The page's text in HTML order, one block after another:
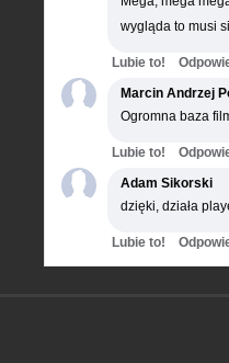
wygląda to musi
Lubie to!
Marcin Andrzej
Ogromna baza
Lubie to!
Adam Sikorski
dzięki, działa
Lubie to!